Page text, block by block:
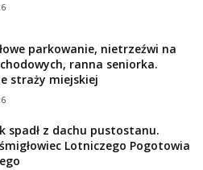
parkowanie, nietrzeźwi na
ranna seniorka.
straży miejskiej
spadł z dachu pustostanu.
Lotniczego Pogotowia